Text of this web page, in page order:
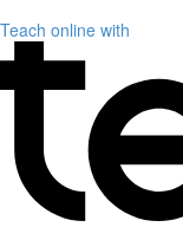
Teach online with